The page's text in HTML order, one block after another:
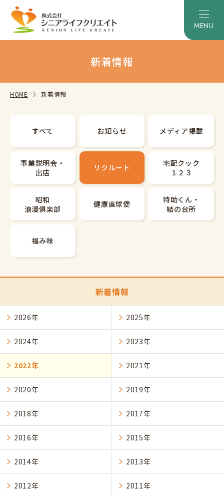
新着情報
HOME 新着情報
すべて お知らせ メディア掲載
事業説明会・
出店
リクルート
宅配クック
１２３
昭和
浪漫倶楽部
健康直球便
特助くん・
結の台所
福み味
新着情報
2026年 2025年
2024年 2023年
2022年 2021年
2020年 2019年
2018年 2017年
2016年 2015年
2014年 2013年
2012年 2011年